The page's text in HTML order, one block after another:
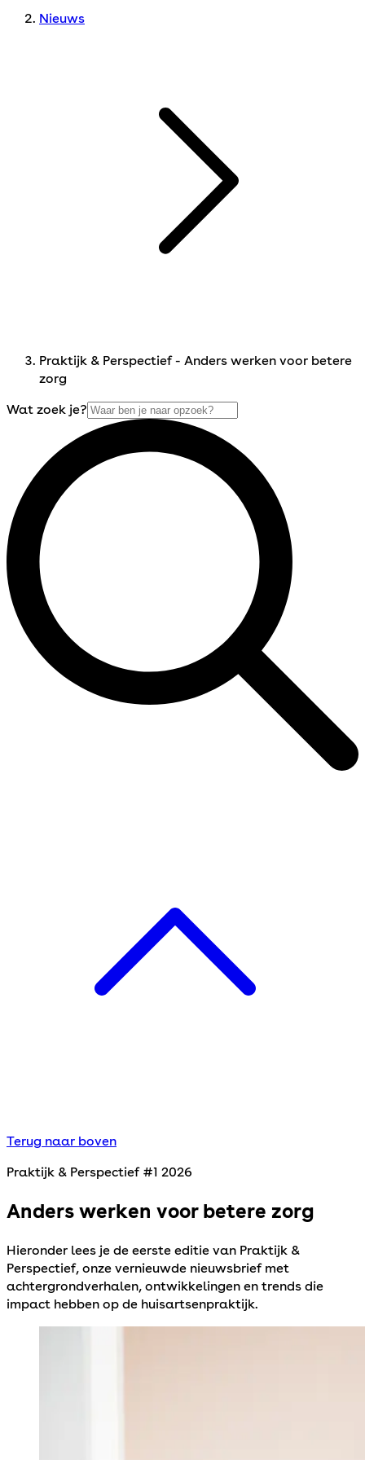
Nieuws
Praktijk & Perspectief - Anders werken voor betere
zorg
Wat zoek je?
Terug naar boven
Praktijk & Perspectief #1 2026
Anders werken voor betere zorg
Hieronder lees je de eerste editie van Praktijk &
Perspectief, onze vernieuwde nieuwsbrief met
achtergrondverhalen, ontwikkelingen en trends die
impact hebben op de huisartsenpraktijk.